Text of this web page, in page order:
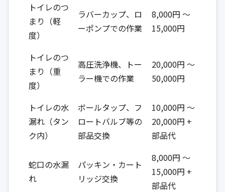
トイレのつ
まり（軽
度）
ラバーカップ、ロ
ーポンプでの作業
8,000円 ～
15,000円
トイレのつ
まり（重
度）
高圧洗浄機、トー
ラー機での作業
20,000円 ～
50,000円
トイレの水
漏れ（タン
ク内）
ボールタップ、フ
ロートバルブ等の
部品交換
10,000円 ～
20,000円 +
部品代
蛇口の水漏
れ
パッキン・カート
リッジ交換
8,000円 ～
15,000円 +
部品代